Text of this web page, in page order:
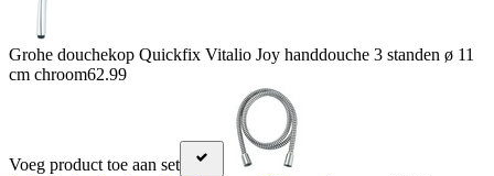
Grohe douchekop Quickfix Vitalio Joy handdouche 3 standen ø 11
cm chroom62.99
Voeg product toe aan set